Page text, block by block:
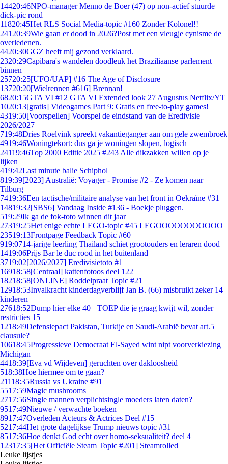
14420:46NPO-manager Menno de Boer (47) op non-actief stuurde
dick-pic rond
11820:45Het RLS Social Media-topic #160 Zonder Kolonel!!
241 20:39Wie gaan er dood in 2026?Post met een vleugje cynisme de
overledenen.
4420:30GGZ heeft mij gezond verklaard.
2320:29Capibara's wandelen doodleuk het Braziliaanse parlement
binnen
25720:25[UFO/UAP] #16 The Age of Disclosure
13720:20[Wielrennen #616] Brennan!
6820:15GTA VI #12 GTA VI Extended look 27 Augustus Netflix/YT
1020:13[gratis] Videogames Part 9: Gratis en free-to-play games!
4319:50[Voorspellen] Voorspel de eindstand van de Eredivisie
2026/2027
719:48Dries Roelvink spreekt vakantieganger aan om gele zwembroek
4919:46Woningtekort: dus ga je woningen slopen, logisch
24119:46Top 2000 Editie 2025 #243 Alle dikzakken willen op je
lijken
419:42Last minute balie Schiphol
819:39[2023] Australië: Voyager - Promise #2 - Ze komen naar
Tilburg
7419:36Een tactische/militaire analyse van het front in Oekraïne #31
14819:32[SBS6] Vandaag Inside #136 - Boekje pluggen.
519:29Ik ga de fok-toto winnen dit jaar
27319:25Het enige echte LEGO-topic #45 LEGOOOOOOOOOOO
23519:13Frontpage Feedback Topic #60
919:0714-jarige leerling Thailand schiet grootouders en leraren dood
1419:06Prijs Bar le duc rood in het buitenland
3719:02[2026/2027] Eredivisietoto #1
16918:58[Centraal] kattenfotoos deel 122
18218:58[ONLINE] Roddelpraat Topic #21
12918:53Invalkracht kinderdagverblijf Jan B. (66) misbruikt zeker 14
kinderen
27618:52Dump hier elke 40+ TOEP die je graag kwijt wil, zonder
restricties 15
1218:49Defensiepact Pakistan, Turkije en Saudi-Arabië bevat art.5
clausule?
10618:45Progressieve Democraat El-Sayed wint nipt voorverkiezing
Michigan
4418:39[Eva vd Wijdeven] geruchten over dakloosheid
518:38Hoe hiermee om te gaan?
21118:35Russia vs Ukraine #91
5517:59Magic mushrooms
2717:56Single mannen verplichtsingle moeders laten daten?
9517:49Nieuwe / verwachte boeken
8917:47Overleden Acteurs & Actrices Deel #15
5217:44Het grote dagelijkse Trump nieuws topic #31
8517:36Hoe denkt God echt over homo-seksualiteit? deel 4
12317:35[Het Officiële Steam Topic #201] Steamrolled
Leuke lijstjes